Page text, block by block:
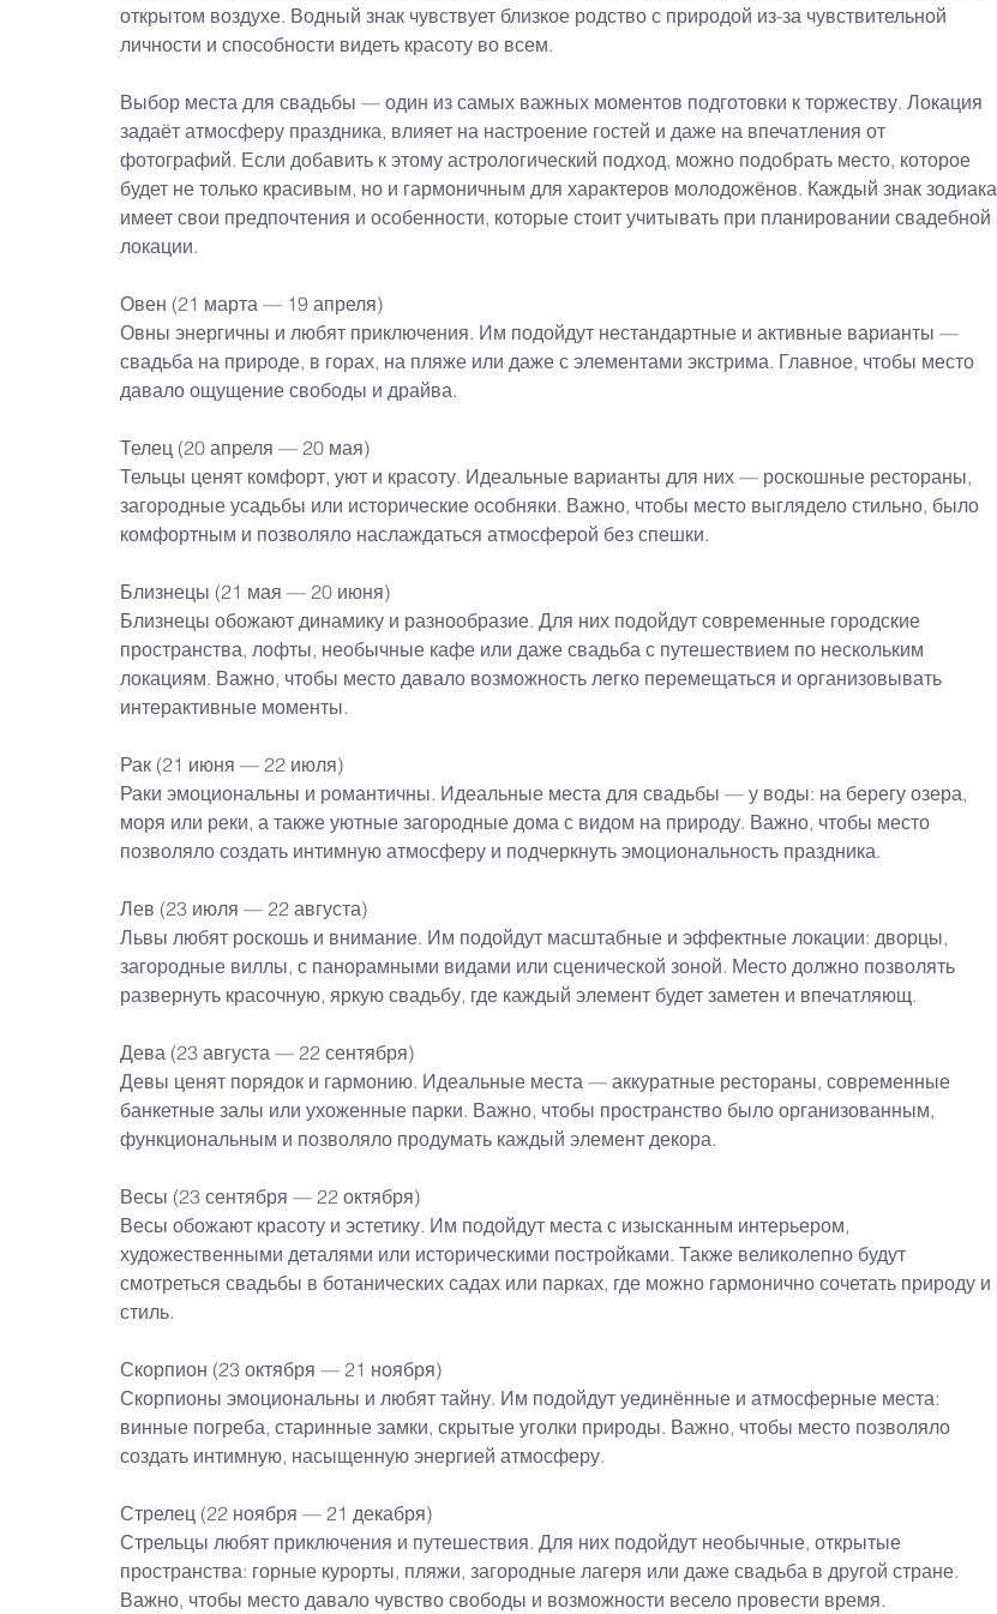
открытом воздухе. Водный знак чувствует близкое родство с природой из-за чувствительной
личности и способности видеть красоту во всем.
Выбор места для свадьбы — один из самых важных моментов подготовки к торжеству. Локация
задаёт атмосферу праздника, влияет на настроение гостей и даже на впечатления от
фотографий. Если добавить к этому астрологический подход, можно подобрать место, которое
будет не только красивым, но и гармоничным для характеров молодожёнов. Каждый знак зодиака
имеет свои предпочтения и особенности, которые стоит учитывать при планировании свадебной
локации.
Овен (21 марта — 19 апреля)
Овны энергичны и любят приключения. Им подойдут нестандартные и активные варианты —
свадьба на природе, в горах, на пляже или даже с элементами экстрима. Главное, чтобы место
давало ощущение свободы и драйва.
Телец (20 апреля — 20 мая)
Тельцы ценят комфорт, уют и красоту. Идеальные варианты для них — роскошные рестораны,
загородные усадьбы или исторические особняки. Важно, чтобы место выглядело стильно, было
комфортным и позволяло наслаждаться атмосферой без спешки.
Близнецы (21 мая — 20 июня)
Близнецы обожают динамику и разнообразие. Для них подойдут современные городские
пространства, лофты, необычные кафе или даже свадьба с путешествием по нескольким
локациям. Важно, чтобы место давало возможность легко перемещаться и организовывать
интерактивные моменты.
Рак (21 июня — 22 июля)
Раки эмоциональны и романтичны. Идеальные места для свадьбы — у воды: на берегу озера,
моря или реки, а также уютные загородные дома с видом на природу. Важно, чтобы место
позволяло создать интимную атмосферу и подчеркнуть эмоциональность праздника.
Лев (23 июля — 22 августа)
Львы любят роскошь и внимание. Им подойдут масштабные и эффектные локации: дворцы,
загородные виллы, с панорамными видами или сценической зоной. Место должно позволять
развернуть красочную, яркую свадьбу, где каждый элемент будет заметен и впечатляющ.
Дева (23 августа — 22 сентября)
Девы ценят порядок и гармонию. Идеальные места — аккуратные рестораны, современные
банкетные залы или ухоженные парки. Важно, чтобы пространство было организованным,
функциональным и позволяло продумать каждый элемент декора.
Весы (23 сентября — 22 октября)
Весы обожают красоту и эстетику. Им подойдут места с изысканным интерьером,
художественными деталями или историческими постройками. Также великолепно будут
смотреться свадьбы в ботанических садах или парках, где можно гармонично сочетать природу и
стиль.
Скорпион (23 октября — 21 ноября)
Скорпионы эмоциональны и любят тайну. Им подойдут уединённые и атмосферные места:
винные погреба, старинные замки, скрытые уголки природы. Важно, чтобы место позволяло
создать интимную, насыщенную энергией атмосферу.
Стрелец (22 ноября — 21 декабря)
Стрельцы любят приключения и путешествия. Для них подойдут необычные, открытые
пространства: горные курорты, пляжи, загородные лагеря или даже свадьба в другой стране.
Важно, чтобы место давало чувство свободы и возможности весело провести время.